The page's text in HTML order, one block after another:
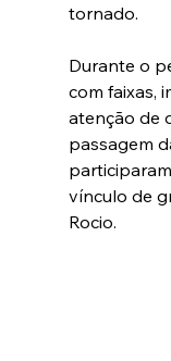
tornado.
Durante o
com faixas,
atenção de
passagem
vínculo de
Rocio.